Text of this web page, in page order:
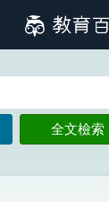
筆畫索引圖示
全文檢索